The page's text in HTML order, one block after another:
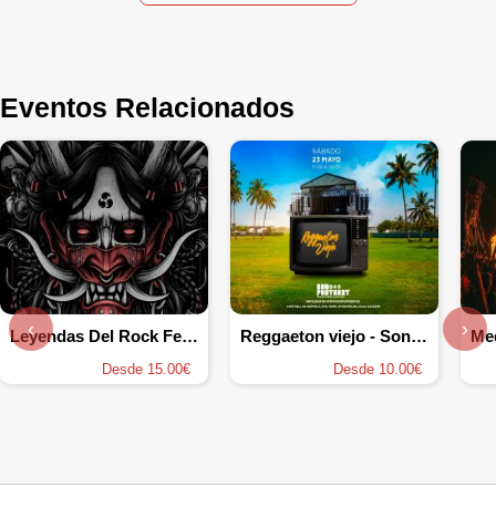
Eventos Relacionados
Leyendas Del Rock Festival 2026
Desde 15.00€
Reggaeton viejo - Son Fusteret
Desde 10.00€
‹ ›